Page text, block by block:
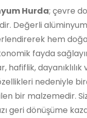
Hurda; çevre
Değerli alüminyum
hem
fayda
hafiflik, dayanıklılık
nedeniyle
bir malzemedir.
geri dönüşüme